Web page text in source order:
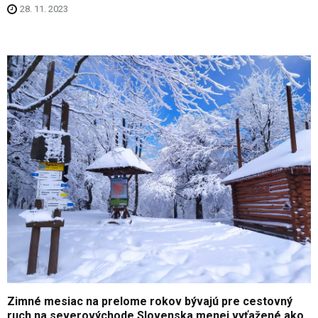
28. 11. 2023
Zimné mesiac na prelome rokov bývajú pre cestovný